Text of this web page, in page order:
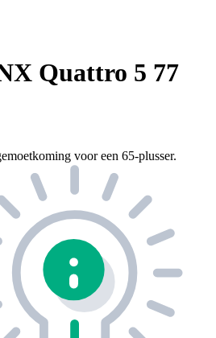
Quattro 5 77
voor een 65-plusser.